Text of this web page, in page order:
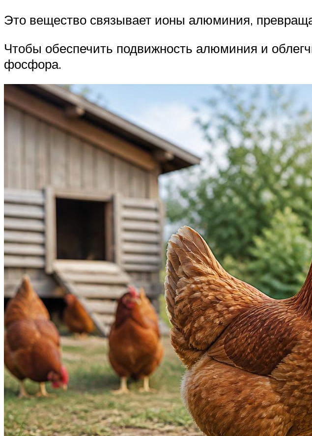
Это вещество связывает ионы алюминия,
Чтобы обеспечить подвижность алюминия и
фосфора.